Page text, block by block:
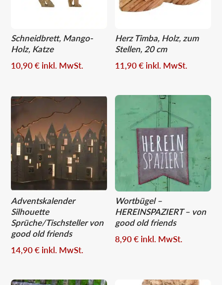
Schneidbrett, Mango-
Holz, Katze
10,90€ inkl. MwSt.
Herz Timba, Holz, zum
Stellen, 20 cm
11,90€ inkl. MwSt.
Adventskalender
Silhouette
Sprüche/Tischsteller von
good old friends
14,90€ inkl. MwSt.
Wortbügel –
HEREINSPAZIERT – von
good old friends
8,90€ inkl. MwSt.